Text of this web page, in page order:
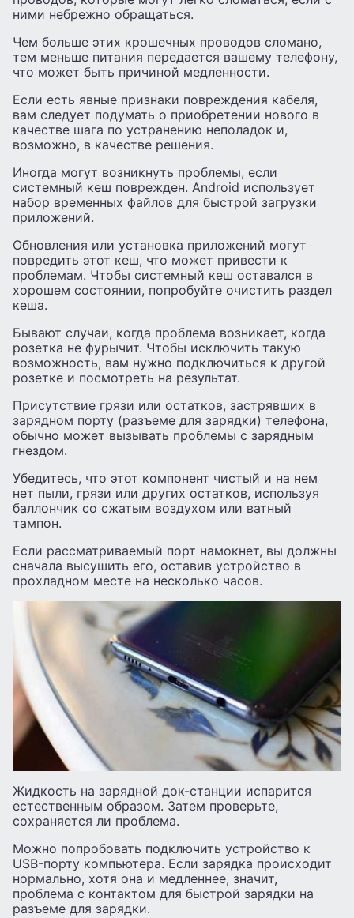
ними небрежно обращаться.
Чем больше этих крошечных проводов сломано,
тем меньше питания передается вашему телефону,
что может быть причиной медленности.
Если есть явные признаки повреждения кабеля,
вам следует подумать о приобретении нового в
качестве шага по устранению неполадок и,
возможно, в качестве решения.
Иногда могут возникнуть проблемы, если
системный кеш поврежден. Android использует
набор временных файлов для быстрой загрузки
приложений.
Обновления или установка приложений могут
повредить этот кеш, что может привести к
проблемам. Чтобы системный кеш оставался в
хорошем состоянии, попробуйте очистить раздел
кеша.
Бывают случаи, когда проблема возникает, когда
розетка не фурычит. Чтобы исключить такую
возможность, вам нужно подключиться к другой
розетке и посмотреть на результат.
Присутствие грязи или остатков, застрявших в
зарядном порту (разъеме для зарядки) телефона,
обычно может вызывать проблемы с зарядным
гнездом.
Убедитесь, что этот компонент чистый и на нем
нет пыли, грязи или других остатков, используя
баллончик со сжатым воздухом или ватный
тампон.
Если рассматриваемый порт намокнет, вы должны
сначала высушить его, оставив устройство в
прохладном месте на несколько часов.
Жидкость на зарядной док-станции испарится
естественным образом. Затем проверьте,
сохраняется ли проблема.
Можно попробовать подключить устройство к
USB-порту компьютера. Если зарядка происходит
нормально, хотя она и медленнее, значит,
проблема с контактом для быстрой зарядки на
разъеме для зарядки.